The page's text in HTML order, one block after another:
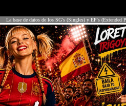
La base de datos de los SG's (Singles) y EP's (Extended